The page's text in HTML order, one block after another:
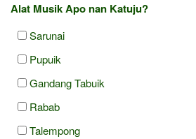
Alat Musik Apo nan Katuju?
Sarunai
Pupuik
Gandang Tabuik
Rabab
Talempong